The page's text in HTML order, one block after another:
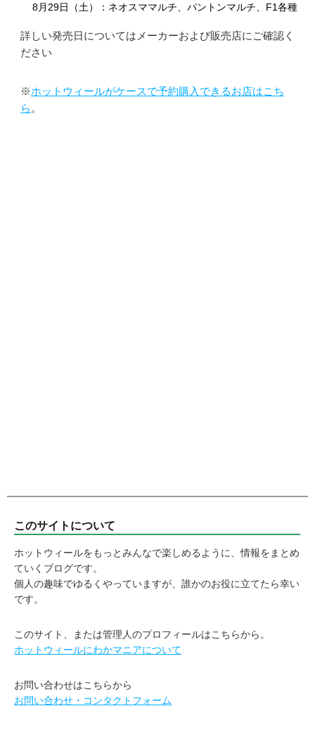
8月29日（土）：ネオスママルチ、パントンマルチ、F1各種
詳しい発売日についてはメーカーおよび販売店にご確認く
ださい
※ホットウィールがケースで予約購入できるお店はこち
ら 。
このサイトについて
ホットウィールをもっとみんなで楽しめるように、情報をまとめ
ていくブログです。
個人の趣味でゆるくやっていますが、誰かのお役に立てたら幸い
です。
このサイト、または管理人のプロフィールはこちらから。
ホットウィールにわかマニアについて
お問い合わせはこちらから
お問い合わせ・コンタクトフォーム